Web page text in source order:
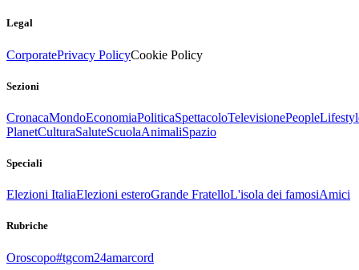
Legal
CorporatePrivacy PolicyCookie Policy
Sezioni
CronacaMondoEconomiaPoliticaSpettacoloTelevisionePeople
PlanetCulturaSaluteScuolaAnimaliSpazio
Speciali
Elezioni ItaliaElezioni esteroGrande FratelloL'isola dei famosiAmici
Rubriche
Oroscopo#tgcom24amarcord